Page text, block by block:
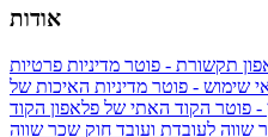
אודות
תקשורת - פוטר מדיניות פרטיות
שימוש - פוטר מדיניות האיכות של
- פוטר הקוד האתי של פלאפון הקוד
שווה לעובדת ועובד חוק שכר שווה